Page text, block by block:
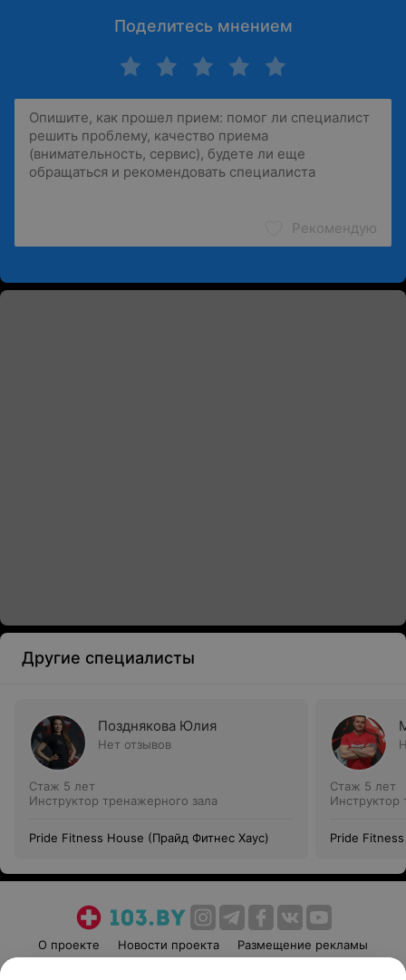
Поделитесь мнением
Рекомендую
Другие специалисты
Позднякова Юлия
Нет отзывов
Стаж 5 лет
Инструктор тренажерного зала
Pride Fitness House (Прайд Фитнес Хаус)
Стаж 5 лет
Инструктор
Pride
О проекте Новости проекта
Размещение рекламы